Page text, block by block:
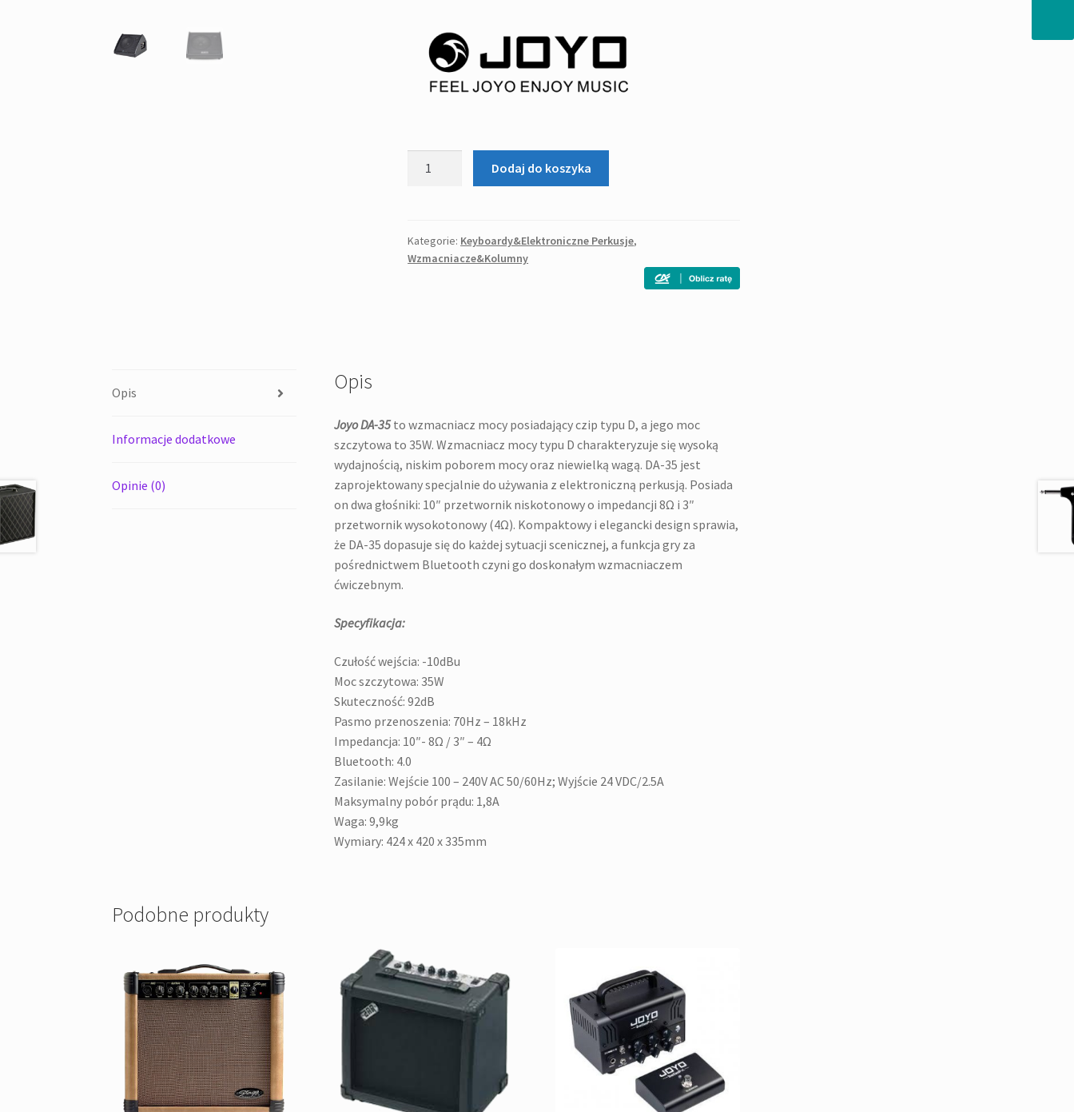
wzmacniacz
do
Dodaj do koszyka
Kategorie: Keyboardy&Elektroniczne Perkusje,
Wzmacniacze&Kolumny
Opis
Informacje dodatkowe
Opinie (0)
Opis
Joyo DA-35to wzmacniacz mocy posiadający czip typu D, a jego moc
szczytowa to 35W. Wzmacniacz mocy typu D charakteryzuje się wysoką
wydajnością, niskim poborem mocy oraz niewielką wagą. DA-35 jest
zaprojektowany specjalnie do używania z elektroniczną perkusją. Posiada
on dwa głośniki: 10″ przetwornik niskotonowy o impedancji 8Ω i 3″
przetwornik wysokotonowy (4Ω). Kompaktowy i elegancki design sprawia,
że DA-35 dopasuje się do każdej sytuacji scenicznej, a funkcja gry za
pośrednictwem Bluetooth czyni go doskonałym wzmacniaczem
ćwiczebnym.
Specyfikacja:
Czułość wejścia: -10dBu
Moc szczytowa: 35W
Skuteczność: 92dB
Pasmo przenoszenia: 70Hz – 18kHz
Impedancja: 10″- 8Ω / 3″ – 4Ω
Bluetooth: 4.0
Zasilanie: Wejście 100 – 240V AC 50/60Hz; Wyjście 24 VDC/2.5A
Maksymalny pobór prądu: 1,8A
Waga: 9,9kg
Wymiary: 424 x 420 x 335mm
Podobne produkty